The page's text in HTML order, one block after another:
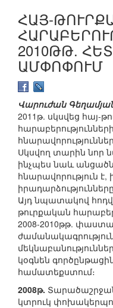
ՀԱՅ-
2010ԹԹ.
ԱՄՓՈՓՈՒՄ
Վարուժան
2011թ. սկսվեց հայ-
հարաբերությունների
Սկսվող տարին նոր
ինչպես նաև անցածն
հնարավորություն է,
Այդ նպատակով
թուրքական
2008-2010թթ.
կօգնեն
համատեքստում։
2008թ.
կտրուկ